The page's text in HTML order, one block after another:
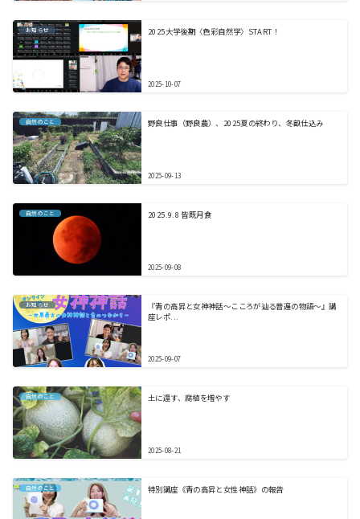
お知らせ 2025大学後期〈色彩自然学〉START！
2025-10-07
自然のこと 野良仕事（野良農）、2025夏の終わり、冬畝仕込み
2025-09-13
自然のこと 2025.9.8 皆既月食
2025-09-08
お知らせ
『青の高昇と女神神話〜こころが辿る普遍の物語〜』講
座レポ...
2025-09-07
自然のこと 土に還す、腐植を増やす
2025-08-21
自然のこと 特別講座《青の高昇と女性神話》の報告